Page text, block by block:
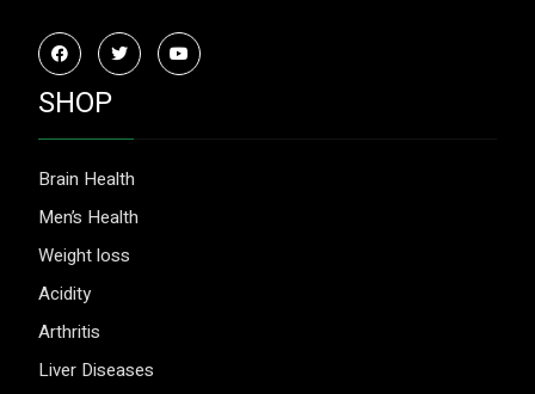
SHOP
Brain Health
Men’s Health
Weight loss
Acidity
Arthritis
Liver Diseases